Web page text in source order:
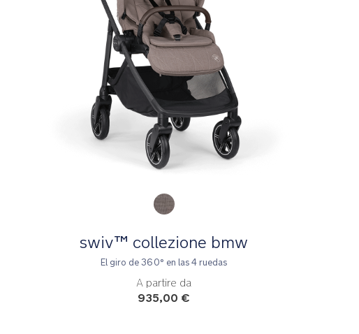
swiv™ collezione bmw
El giro de 360° en las 4 ruedas
A partire da
935,00 €